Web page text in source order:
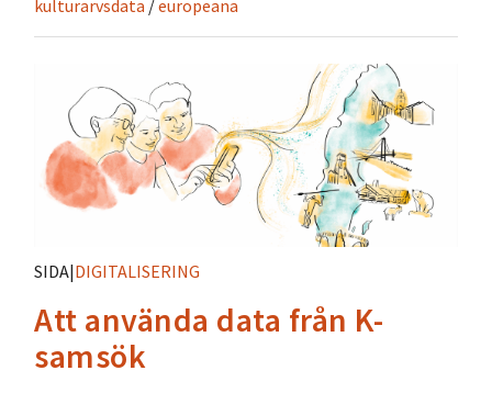
kulturarvsdata /europeana
SIDA|DIGITALISERING
Att använda data från K-
samsök